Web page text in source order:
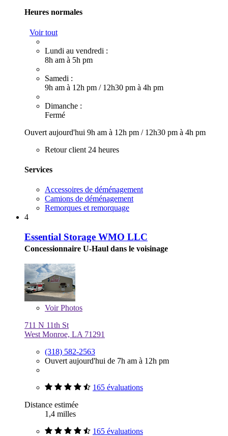
Heures normales
Voir tout
Lundi au vendredi :
8h am à 5h pm
Samedi :
9h am à 12h pm / 12h30 pm à 4h pm
Dimanche :
Fermé
Ouvert aujourd'hui 9h am à 12h pm / 12h30 pm à 4h pm
Retour client 24 heures
Services
Accessoires de déménagement
Camions de déménagement
Remorques et remorquage
4
Essential Storage WMO LLC
Concessionnaire U-Haul dans le voisinage
VoirPhotos
711 N 11th St
West Monroe, LA 71291
(318) 582-2563
Ouvert aujourd'hui de 7h am à 12h pm
165 évaluations
Distance estimée
1,4 milles
165 évaluations